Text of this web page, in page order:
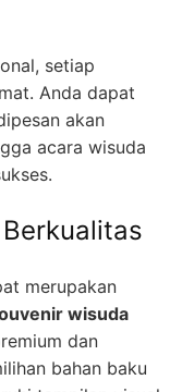
setiap
Anda dapat
akan
acara wisuda
merupakan
wisuda
dan
bahan baku